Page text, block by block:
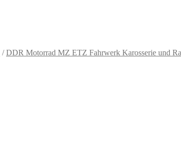
/DDR Motorrad MZ ETZ Fahrwerk Karosserie und